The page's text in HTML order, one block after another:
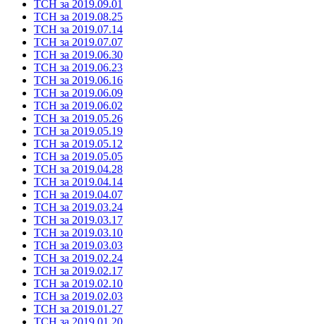
ТСН за 2019.09.01
ТСН за 2019.08.25
ТСН за 2019.07.14
ТСН за 2019.07.07
ТСН за 2019.06.30
ТСН за 2019.06.23
ТСН за 2019.06.16
ТСН за 2019.06.09
ТСН за 2019.06.02
ТСН за 2019.05.26
ТСН за 2019.05.19
ТСН за 2019.05.12
ТСН за 2019.05.05
ТСН за 2019.04.28
ТСН за 2019.04.14
ТСН за 2019.04.07
ТСН за 2019.03.24
ТСН за 2019.03.17
ТСН за 2019.03.10
ТСН за 2019.03.03
ТСН за 2019.02.24
ТСН за 2019.02.17
ТСН за 2019.02.10
ТСН за 2019.02.03
ТСН за 2019.01.27
ТСН за 2019.01.20